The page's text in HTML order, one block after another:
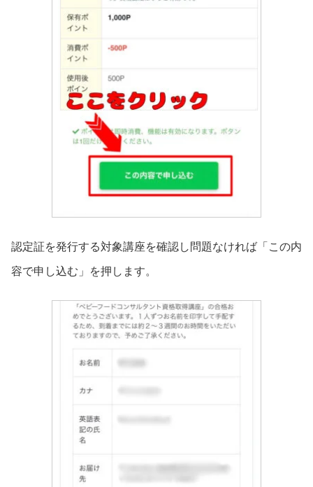
認定証を発行する対象講座を確認し問題なければ「この内
容で申し込む」を押します。